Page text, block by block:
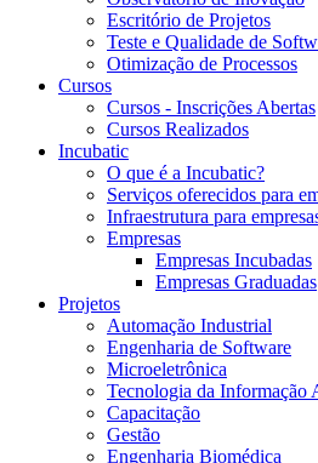
Escritório de Projetos
Teste e Qualidade de
Otimização de Processos
Cursos
Cursos - Inscrições Abertas
Cursos Realizados
Incubatic
O que é a Incubatic?
Serviços oferecidos para
Infraestrutura para
Empresas
Empresas Incubadas
Empresas Graduadas
Projetos
Automação Industrial
Engenharia de Software
Microeletrônica
Tecnologia da Informação
Capacitação
Gestão
Engenharia Biomédica